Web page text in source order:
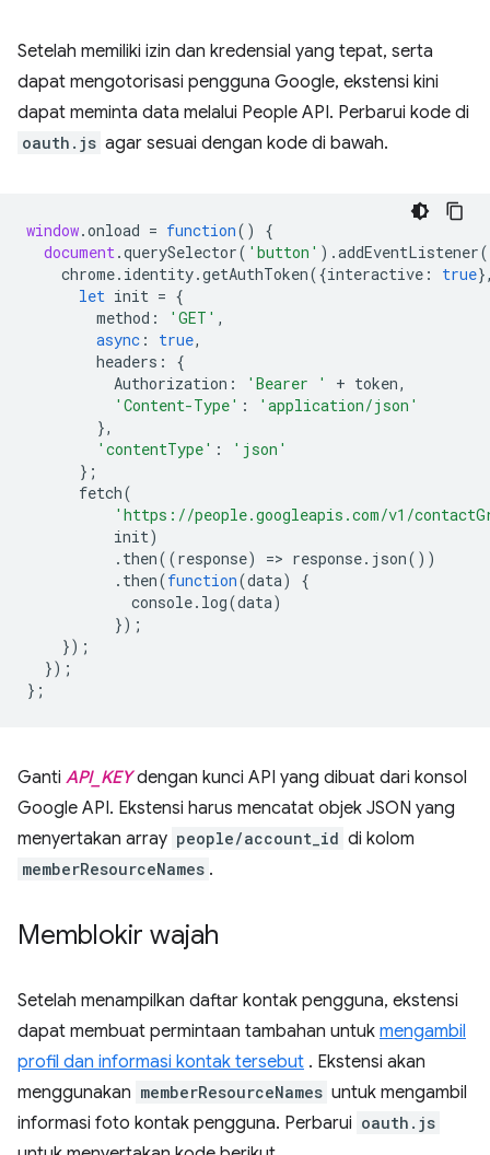
Setelah memiliki izin dan kredensial yang tepat, serta
dapat mengotorisasi pengguna Google, ekstensi kini
dapat meminta data melalui People API. Perbarui kode di
oauth.js agar sesuai dengan kode di bawah.
window.onload = function()
{
document.querySelector( 'button' ).addEventListener(
chrome. identity.getAuthToken({interactive : true
let init = {
method : 'GET' ,
async : true,
headers :
{
Authorization : 'Bearer ' + token,
'Content-Type' :
'application/json'
},
'contentType' :
'json'
};
fetch(
'https://people.googleapis.com/v1/
init)
. then((response) => response. json())
. then(function(data)
{
console. log(data)
});
});
});
};
Ganti API_KEYdengan kunci API yang dibuat dari konsol
Google API. Ekstensi harus mencatat objek JSON yang
menyertakan array people/account_id di kolom
memberResourceNames .
Memblokir wajah
Setelah menampilkan daftar kontak pengguna, ekstensi
dapat membuat permintaan tambahan untuk mengambil
profil dan informasi kontak tersebut . Ekstensi akan
menggunakan memberResourceNames untuk mengambil
informasi foto kontak pengguna. Perbarui oauth.js